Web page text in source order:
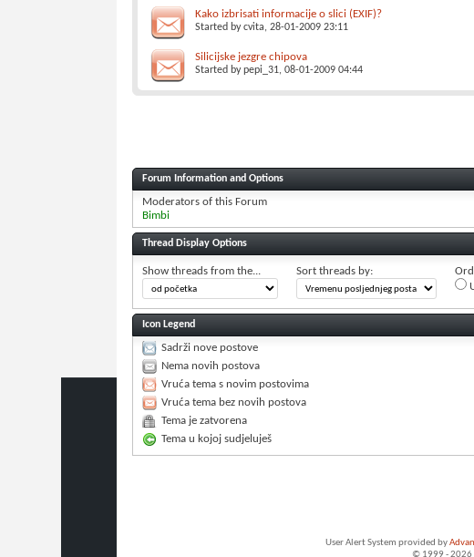
Kako izbrisati informacije o slici (EXIF)?
Started bycvita, 28-01-2009 23:11
Silicijske jezgre chipova
Started bypepi_31, 08-01-2009 04:44
Forum Information and Options
Moderators of this Forum
Bimbi
Thread Display Options
Show threads from the... Sort threads by:
Icon Legend
Sadrži nove postove
Nema novih postova
Vruća tema s novim postovima
Vruća tema bez novih postova
Tema je zatvorena
Tema u kojoj sudjeluješ
User Alert System provided by
© 1999 - 2026